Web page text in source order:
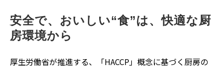
安全で、おいしい“食”は、快適な厨
房環境から
厚生労働省が推進する、「HACCP」概念に基づく厨房の